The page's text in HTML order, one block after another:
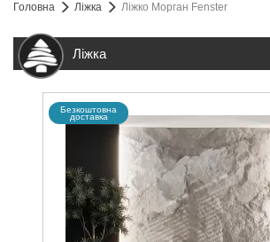
Головна Ліжка Ліжко Морган Fenster
Ліжка